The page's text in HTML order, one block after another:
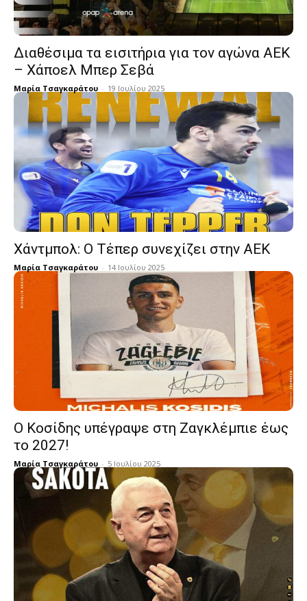
Διαθέσιμα τα εισιτήρια για τον αγώνα ΑΕΚ
– Χάποελ Μπερ Σεβά
Μαρία Τσαγκαράτου - 19 Ιουλίου 2025
Χάντμπολ: Ο Τέπερ συνεχίζει στην ΑΕΚ
Μαρία Τσαγκαράτου - 14 Ιουλίου 2025
Ο Κοσίδης υπέγραψε στη Ζαγκλέμπιε έως
το 2027!
Μαρία Τσαγκαράτου - 5 Ιουλίου 2025